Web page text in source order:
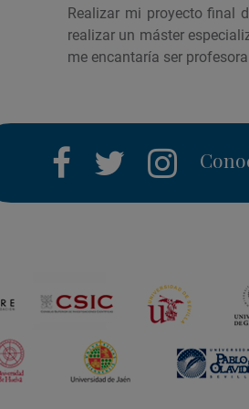
Realizar mi proyecto final
realizar un máster
me encantaría ser
facebooktwitter